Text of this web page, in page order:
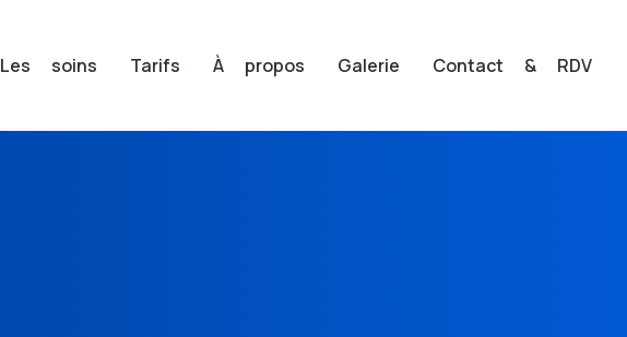
Les soins Tarifs À propos Galerie Contact & RDV